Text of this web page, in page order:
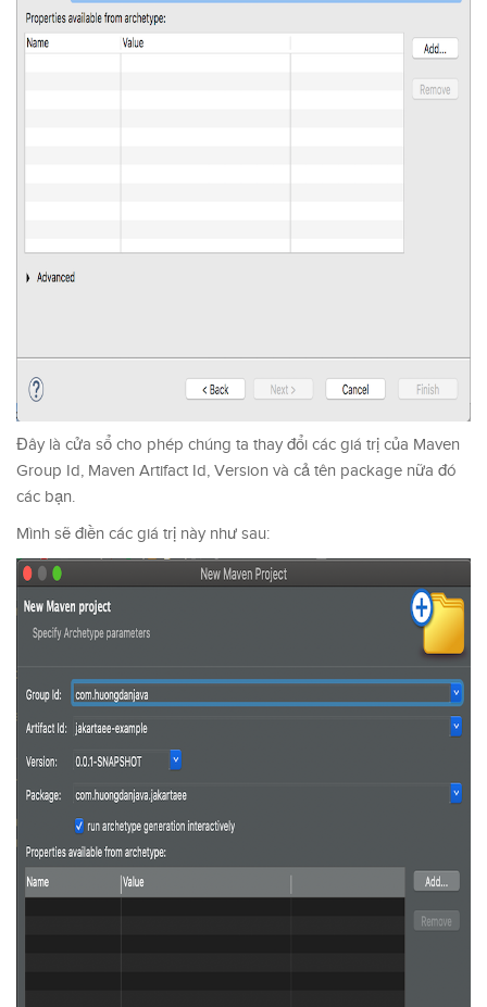
Đây là cửa sổ cho phép chúng ta thay đổi các giá trị của Maven
Group Id, Maven Artifact Id, Version và cả tên package nữa đó
các bạn.
Mình sẽ điền các giá trị này như sau: